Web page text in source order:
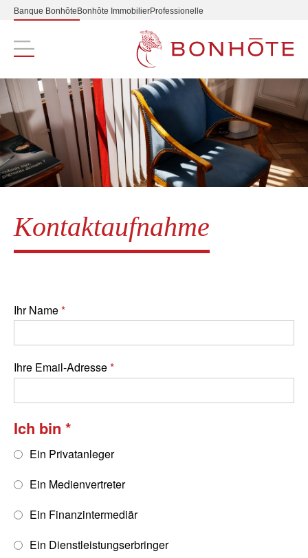
Banque Bonhôte Bonhôte ImmobilierProfessionelle
Navigation principale
Kontaktaufnahme
Ihr Name
Ihre Email-Adresse
Ich bin
Ein Privatanleger
Ein Medienvertreter
Ein Finanzintermediär
Ein Dienstleistungserbringer